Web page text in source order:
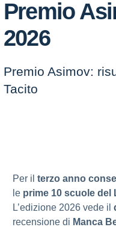
Premio
2026
Premio Asimov:
Tacito
Per il terzo anno
le prime 10 scuole del
L’edizione 2026 vede il
recensione di Manca